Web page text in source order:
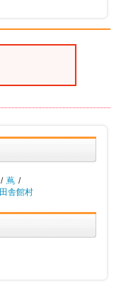
/ 蔦 /
田舎館村